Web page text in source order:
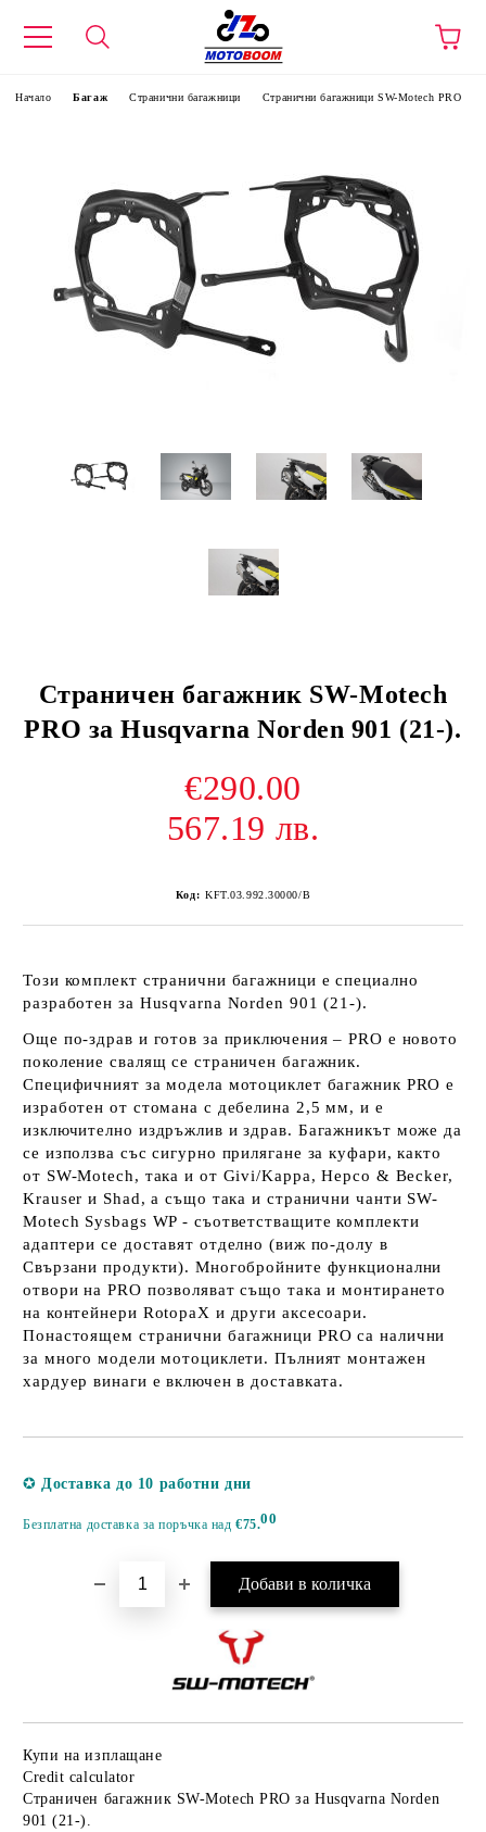
Начало Багаж Странични багажници Странични багажници SW-Motech PRO
Страничен багажник SW-Motech
PRO за Husqvarna Norden 901 (21-).
€290.00
567.19 лв.
Код: KFT.03.992.30000/B
Този комплект странични багажници е специално
разработен за Husqvarna Norden 901 (21-).
Още по-здрав и готов за приключения – PRO е новото
поколение свалящ се страничен багажник.
Специфичният за модела мотоциклет багажник PRO е
изработен от стомана с дебелина 2,5 мм, и е
изключително издръжлив и здрав. Багажникът може да
се използва със сигурно прилягане за куфари, както
от SW-Motech, така и от Givi/Kappa, Hepco & Becker,
Krauser и Shad, а също така и странични чанти SW-
Motech Sysbags WP - съответстващите комплекти
адаптери се доставят отделно (виж по-долу в
Свързани продукти). Многобройните функционални
отвори на PRO позволяват също така и монтирането
на контейнери RotopaX и други аксесоари.
Понастоящем странични багажници PRO са налични
за много модели мотоциклети. Пълният монтажен
хардуер винаги е включен в доставката.
✪ Доставка до 10 работни дни
Безплатна доставка за поръчка над€75.00
Купи на изплащане
Credit calculator
Страничен багажник SW-Motech PRO за Husqvarna Norden
901 (21-).